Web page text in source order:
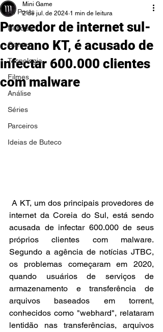
All Posts
Notícias
Games
Tecnologia
Filmes
Análise
Séries
Parceiros
Ideias de Buteco
Provedor de internet sul-
coreano KT, é acusado de
infectar 600.000 clientes
com malware
Mini Game
2 de jul. de 2024 1 min de leitura
internet da Coreia do Sul, está sendo
acusada de infectar 600.000 de seus
próprios clientes com malware.
Segundo a agência de notícias JTBC,
os problemas começaram em 2020,
quando usuários de serviços de
armazenamento e transferência de
arquivos baseados em torrent,
conhecidos como "webhard", relataram
lentidão nas transferências, arquivos